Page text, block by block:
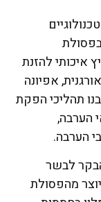
איכותי להזנת
אפיונה
תהליכי הפקת
הערבה,
הערבה.
לבשר
מהפסולת